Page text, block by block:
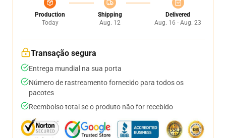
Production
Today
Shipping
Aug. 12
Delivered
Aug. 16 - Aug. 23
Transação segura
Entrega mundial na sua porta
Número de rastreamento fornecido para todos os
pacotes
Reembolso total se o produto não for recebido